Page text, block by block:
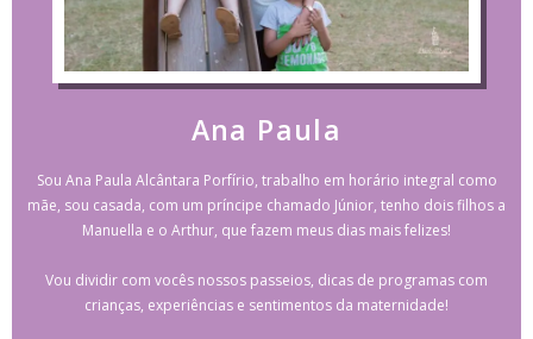
Ana Paula
Sou Ana Paula Alcântara Porfírio, trabalho em horário integral como
mãe, sou casada, com um príncipe chamado Júnior, tenho dois filhos a
Manuella e o Arthur, que fazem meus dias mais felizes!
Vou dividir com vocês nossos passeios, dicas de programas com
crianças, experiências e sentimentos da maternidade!